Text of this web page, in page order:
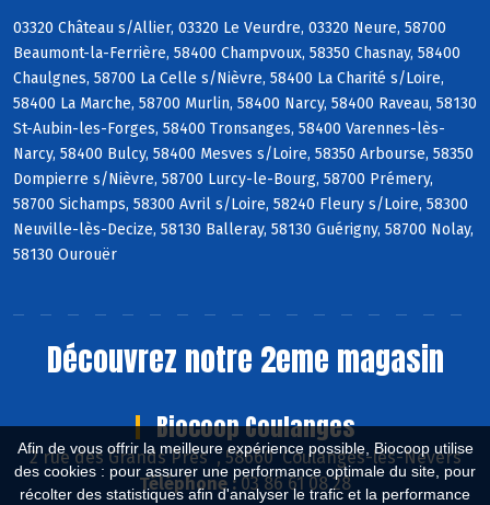
Afin de vous offrir la meilleure expérience possible, Biocoop utilise
des cookies : pour assurer une performance optimale du site, pour
récolter des statistiques afin d'analyser le trafic et la performance
03320 Château s/Allier, 03320 Le Veurdre, 03320 Neure, 58700
Beaumont-la-Ferrière, 58400 Champvoux, 58350 Chasnay, 58400
Chaulgnes, 58700 La Celle s/Nièvre, 58400 La Charité s/Loire,
58400 La Marche, 58700 Murlin, 58400 Narcy, 58400 Raveau, 58130
St-Aubin-les-Forges, 58400 Tronsanges, 58400 Varennes-lès-
Narcy, 58400 Bulcy, 58400 Mesves s/Loire, 58350 Arbourse, 58350
Dompierre s/Nièvre, 58700 Lurcy-le-Bourg, 58700 Prémery,
58700 Sichamps, 58300 Avril s/Loire, 58240 Fleury s/Loire, 58300
Neuville-lès-Decize, 58130 Balleray, 58130 Guérigny, 58700 Nolay,
58130 Ourouër
Découvrez notre 2eme magasin
Biocoop Coulanges
2 rue des Grands Près , 58660 Coulanges-lès-Nevers
Téléphone :03 86 61 08 28